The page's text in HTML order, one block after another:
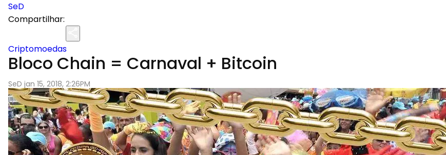
SeD
Compartilhar:
Criptomoedas
Bloco Chain = Carnaval + Bitcoin
SeD jan 15, 2018, 2:26PM